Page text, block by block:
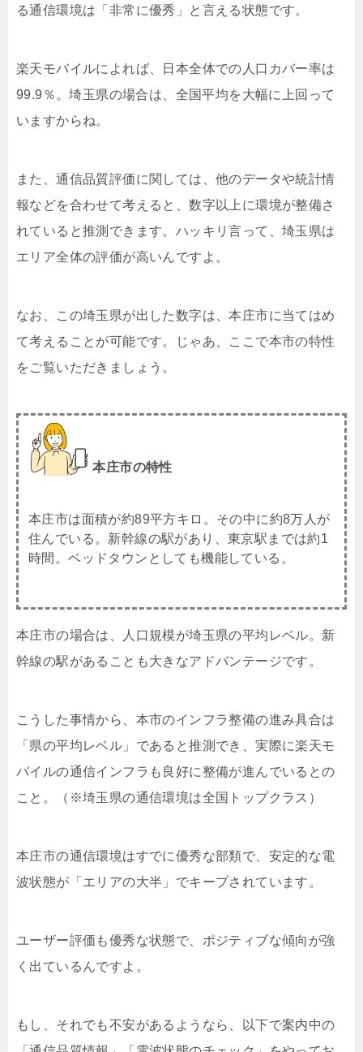
る通信環境は「非常に優秀」と言える状態です。
楽天モバイルによれば、日本全体での人口カバー率は
99.9％。埼玉県の場合は、全国平均を大幅に上回って
いますからね。
また、通信品質評価に関しては、他のデータや統計情
報などを合わせて考えると、数字以上に環境が整備さ
れていると推測できます。ハッキリ言って、埼玉県は
エリア全体の評価が高いんですよ。
なお、この埼玉県が出した数字は、本庄市に当てはめ
て考えることが可能です。じゃあ、ここで本市の特性
をご覧いただきましょう。
本庄市の特性
本庄市は面積が約89平方キロ。その中に約8万人が
住んでいる。新幹線の駅があり、東京駅までは約1
時間。ベッドタウンとしても機能している。
本庄市の場合は、人口規模が埼玉県の平均レベル。新
幹線の駅があることも大きなアドバンテージです。
こうした事情から、本市のインフラ整備の進み具合は
「県の平均レベル」であると推測でき、実際に楽天モ
バイルの通信インフラも良好に整備が進んでいるとの
こと。（※埼玉県の通信環境は全国トップクラス）
本庄市の通信環境はすでに優秀な部類で、安定的な電
波状態が「エリアの大半」でキープされています。
ユーザー評価も優秀な状態で、ポジティブな傾向が強
く出ているんですよ。
もし、それでも不安があるようなら、以下で案内中の